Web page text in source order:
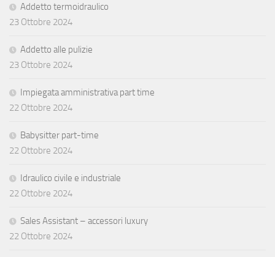
Addetto termoidraulico
23 Ottobre 2024
Addetto alle pulizie
23 Ottobre 2024
Impiegata amministrativa part time
22 Ottobre 2024
Babysitter part-time
22 Ottobre 2024
Idraulico civile e industriale
22 Ottobre 2024
Sales Assistant – accessori luxury
22 Ottobre 2024